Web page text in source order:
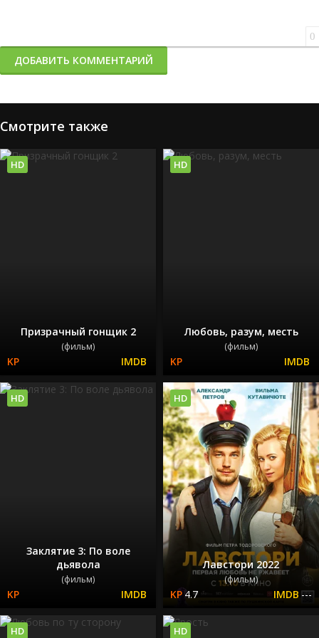
0
ДОБАВИТЬ КОММЕНТАРИЙ
Смотрите также
Призрачный гонщик 2
(фильм)
HD
Любовь, разум, месть
(фильм)
HD
Заклятие 3: По воле
дьявола
(фильм)
HD
Лавстори 2022
(фильм)
4.7 ---
HD
HD HD